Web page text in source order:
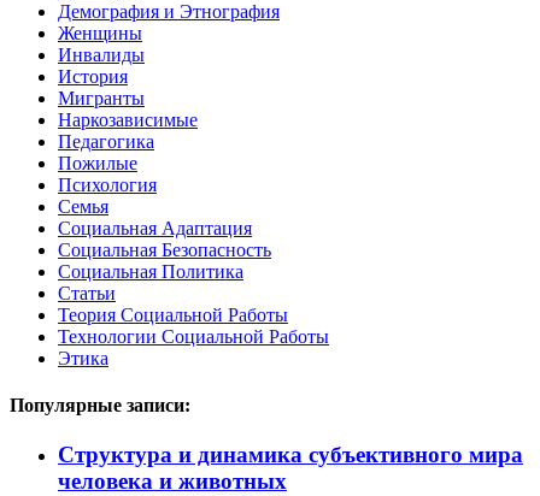
Демография и Этнография
Женщины
Инвалиды
История
Мигранты
Наркозависимые
Педагогика
Пожилые
Психология
Семья
Социальная Адаптация
Социальная Безопасность
Социальная Политика
Статьи
Теория Социальной Работы
Технологии Социальной Работы
Этика
Популярные записи:
Структура и динамика субъективного мира
человека и животных